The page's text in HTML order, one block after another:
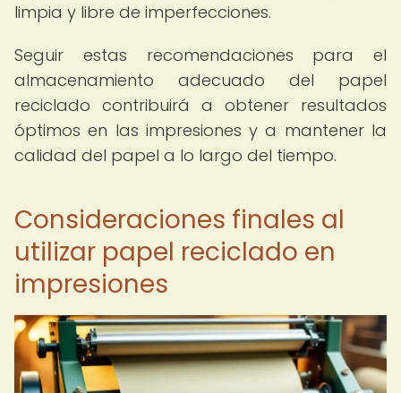
limpia y libre de imperfecciones.
Seguir estas recomendaciones para el
almacenamiento adecuado del papel
reciclado contribuirá a obtener resultados
óptimos en las impresiones y a mantener la
calidad del papel a lo largo del tiempo.
Consideraciones finales al
utilizar papel reciclado en
impresiones